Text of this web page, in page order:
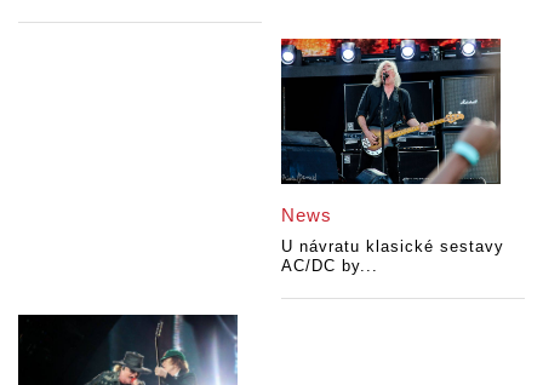
News
U návratu klasické sestavy
AC/DC by...